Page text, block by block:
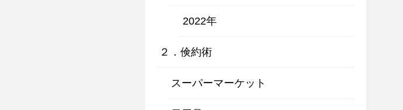
2022年
２．倹約術
スーパーマーケット